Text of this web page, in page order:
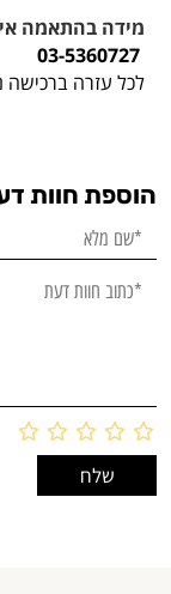
מידה בהתאמה
03-5360727
לכל עזרה ברכישה
הוספת חוות